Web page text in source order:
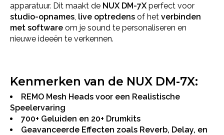
apparatuur. Dit maakt de NUX DM-7X perfect voor
studio-opnames live optredens of het verbinden
met software om je sound te personaliseren en
nieuwe ideeën te verkennen.
Kenmerken van de NUX DM-7X:
REMO Mesh Heads voor een Realistische
Speelervaring
700+ Geluiden en 20+ Drumkits
Geavanceerde Effecten zoals Reverb, Delay, en